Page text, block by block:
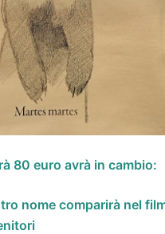
80 euro avrà in cambio:
nome comparirà nel